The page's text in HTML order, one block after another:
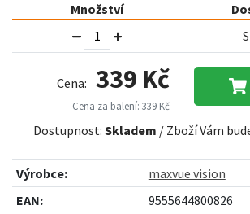
Množství
Cena: 339 Kč
Cena za balení: 339 Kč
Dostupnost: Skladem / Zboží Vám
Výrobce:
maxvue vision
EAN:
9555644800826